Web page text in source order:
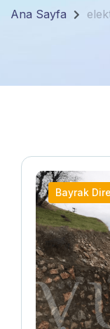
Ana Sayfa
Bayrak